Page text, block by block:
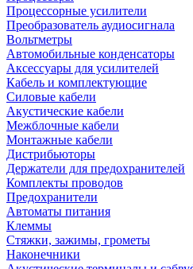
Процессорные усилители
Преобразователь аудиосигнала
Вольтметры
Автомобильные конденсаторы
Аксессуары для усилителей
Кабель и комплектующие
Силовые кабели
Акустические кабели
Межблочные кабели
Монтажные кабели
Дистрибьюторы
Держатели для предохранителей
Комплекты проводов
Предохранители
Автоматы питания
Клеммы
Стяжки, зажимы, грометы
Наконечники